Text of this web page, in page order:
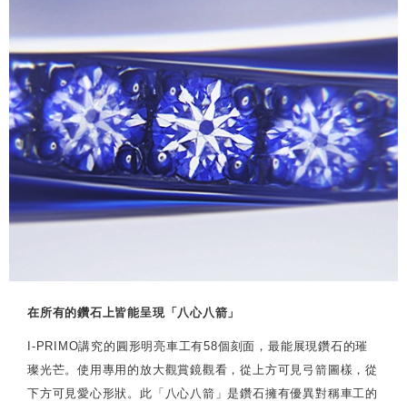
在所有的鑽石上皆能呈現「八心八箭」
I-PRIMO講究的圓形明亮車工有58個刻面，最能展現鑽石的璀
璨光芒。使用專用的放大觀賞鏡觀看，從上方可見弓箭圖樣，從
下方可見愛心形狀。此「八心八箭」是鑽石擁有優異對稱車工的